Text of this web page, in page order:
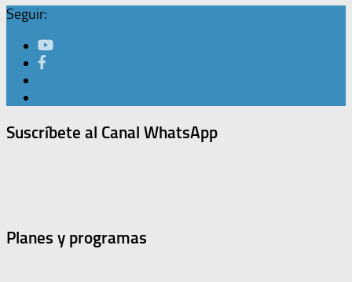
Seguir:
Suscríbete al Canal WhatsApp
Planes y programas